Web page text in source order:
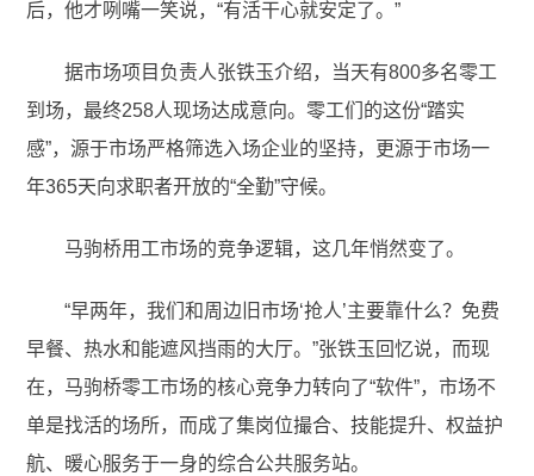
后，他才咧嘴一笑说，“有活干心就安定了。”
据市场项目负责人张铁玉介绍，当天有800多名零工
到场，最终258人现场达成意向。零工们的这份“踏实
感”，源于市场严格筛选入场企业的坚持，更源于市场一
年365天向求职者开放的“全勤”守候。
马驹桥用工市场的竞争逻辑，这几年悄然变了。
“早两年，我们和周边旧市场‘抢人’主要靠什么？免费
早餐、热水和能遮风挡雨的大厅。”张铁玉回忆说，而现
在，马驹桥零工市场的核心竞争力转向了“软件”，市场不
单是找活的场所，而成了集岗位撮合、技能提升、权益护
航、暖心服务于一身的综合公共服务站。